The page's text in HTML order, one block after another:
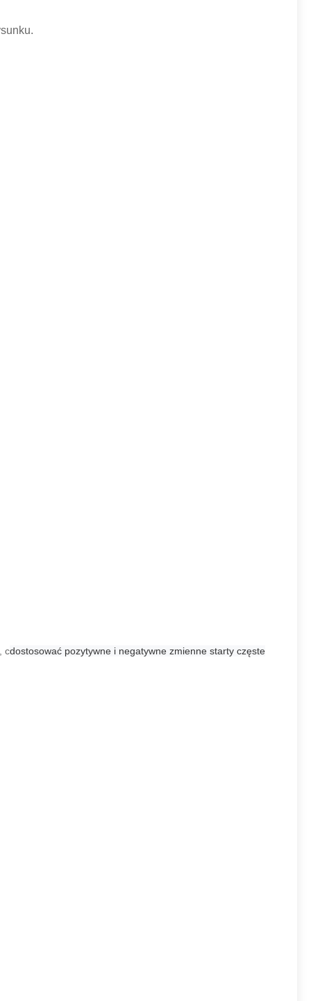
cdostosować pozytywne i negatywne zmienne starty częste